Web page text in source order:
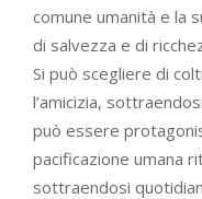
comune umanità e la
di salvezza e di
Si può scegliere di
l’amicizia,
può essere
pacificazione umana
sottraendosi